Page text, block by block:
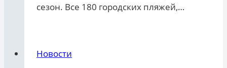
сезон. Все 180 городских пляжей,…
Новости